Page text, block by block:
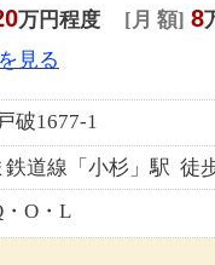
万円程度 月 額 8
見る
破1677-1
鉄道線「小杉」駅 徒
O・L